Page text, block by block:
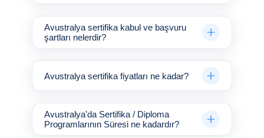
Yapı & inşaat
İşletme
Yemek ve Mutfak Sanatı
Liderlik yönetimi
Seyahat ve Turizm
Görsel Sanatlar
Avustralya sertifika kabul ve başvuru
şartları nelerdir?
Avustralya sertifika fiyatları ne kadar?
Avustralya'da Sertifika / Diploma
Programlarının Süresi ne kadardır?